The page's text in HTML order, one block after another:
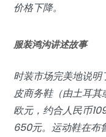
价格下降。
服装鸿沟讲述故事
时装市场完美地说
皮商务鞋（由土耳其
欧元，约合人民币
650元。运动鞋在布